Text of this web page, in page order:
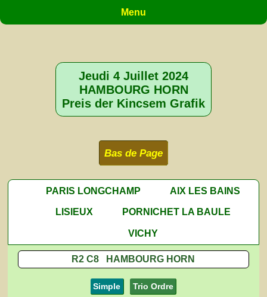
Menu
Jeudi 4 Juillet 2024
HAMBOURG HORN
Preis der Kincsem Grafik
Bas de Page
PARIS LONGCHAMP
AIX LES BAINS
LISIEUX
PORNICHET LA BAULE
VICHY
R2 C8 HAMBOURG HORN
Simple Trio Ordre